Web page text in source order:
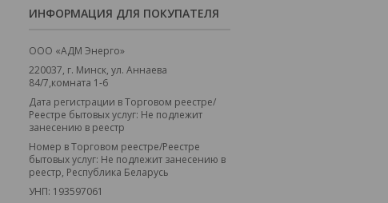
ИНФОРМАЦИЯ ДЛЯ ПОКУПАТЕЛЯ
ООО «АДМ Энерго»
220037, г. Минск, ул. Аннаева
84/7,комната 1-6
Дата регистрации в Торговом реестре/
Реестре бытовых услуг: Не подлежит
занесению в реестр
Номер в Торговом реестре/Реестре
бытовых услуг: Не подлежит занесению в
реестр, Республика Беларусь
УНП: 193597061